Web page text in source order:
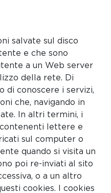
salvate sul disco
e che sono
a un Web server
della rete. Di
di conoscere i servizi,
che, navigando in
In altri termini, i
lettere e
sul computer o
quando si visita un
poi re-inviati al sito
o a un altro
cookies. I cookies